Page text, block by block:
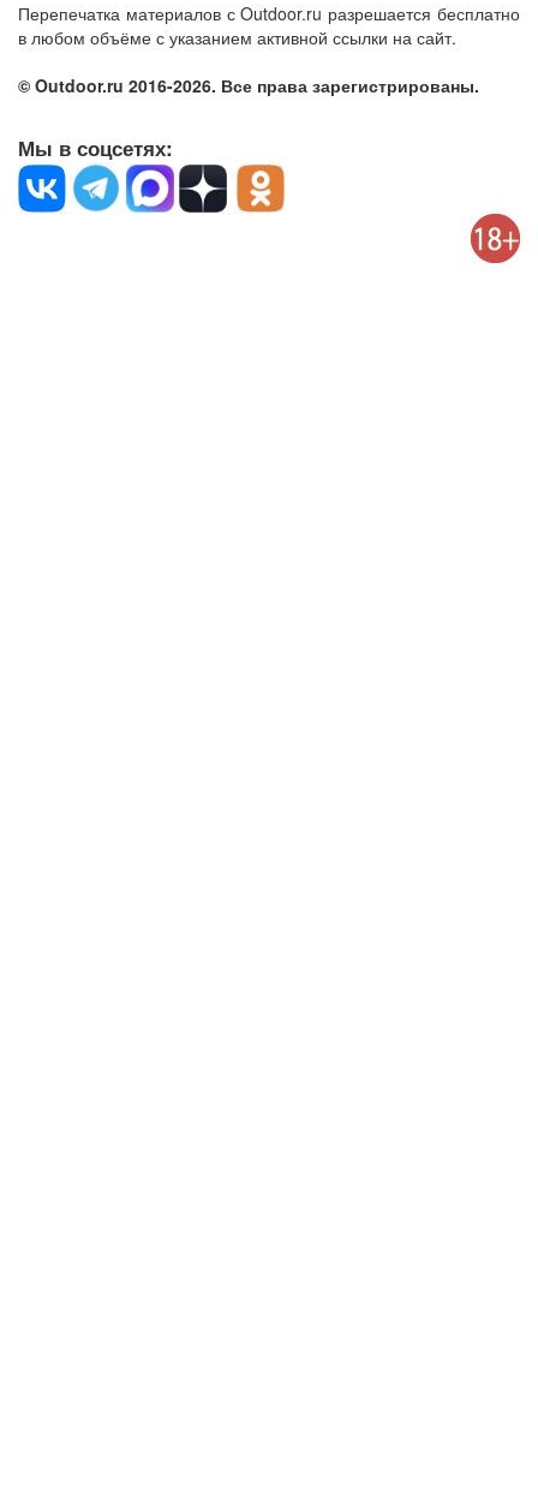
Перепечатка материалов с Outdoor.ru разрешается бесплатно
в любом объёме с указанием активной ссылки на сайт.
© Outdoor.ru 2016-2026. Все права зарегистрированы.
Мы в соцсетях: